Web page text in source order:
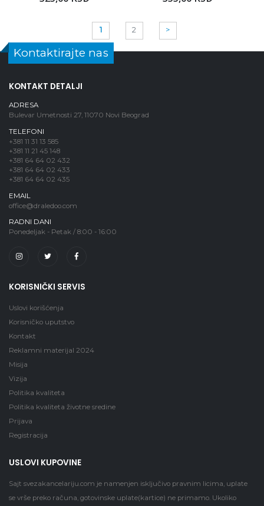
1 2 >
Kontaktirajte nas
KONTAKT DETALJI
ADRESA
Bulevar Umetnosti 27, 11070 Novi Beograd
TELEFONI
+381 11 31 13 585
+381 11 21 45 148
+381 64 64 02 432
+381 64 64 02 433
+381 64 64 02 435
EMAIL
office@draledoo.com
RADNI DANI
Ponedeljak - Petak / 8:00 - 16:00
KORISNIČKI SERVIS
Uslovi korišćenja
Korisničko uputstvo
Kontakt
Reklamni materijal 2024
Misija
Vizija
Politika kvaliteta
Politika kvaliteta životne sredine
Prijava
Registracija
USLOVI KUPOVINE
Sajt svezakancelariju.com je namenjen isključivo pravnim licima, uplate
se vrše preko računa, gotovinske uplate(kartice) ne primamo. Ukoliko